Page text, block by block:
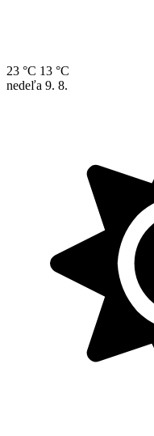
23 °C 13 °C
nedeľa 9. 8.